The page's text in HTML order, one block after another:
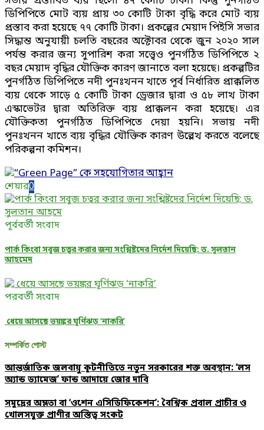
ডিপিপিতে মোট ব্যয় প্রায় ৩০ কোটি টাকা বৃদ্ধি করে মোট ব্যয়
প্রস্তাব করা হয়েছে ৭৭ কোটি টাকা। প্রকল্পের মেয়াদ পিইসি সভার
সিদ্ধান্ত অনুযায়ী চলতি বছরের অক্টোবর থেকে জুন ২০২০ সাল
পর্যন্ত করার জন্য সুপারিশ করা সত্ত্বেও পুনর্গঠিত ডিপিপিতে ২
বছর মেয়াদ বৃদ্ধির যৌক্তিক কারণ জানাতে বলা হয়েছে। প্রকল্পটির
পুনর্গঠিত ডিপিপিতে নদী পুনঃখনন খাতে পূর্ব নির্ধারিত প্রাক্কলিত
ব্যয় থেকে সাড়ে ৫ কোটি টাকা ড্রেজার দ্বারা ও ৫৮ লাখ টাকা
এস্কাভেটর দ্বারা অতিরিক্ত ব্যয় প্রাক্কলন করা হয়েছে। এর
যৌক্তিকতা পুনর্গঠিত ডিপিপিতে দেয়া হয়নি। সভায় নদী
পুনঃখনন খাতে ব্যয় বৃদ্ধির যৌক্তিক কারণ উল্লেখ করতে বলেছে
পরিকল্পনা কমিশন।
শেয়ার0
পূর্ববর্তী সংবাদ
পার্ক কিংবা সবুজ চত্বর করার জন্য সংশ্লিষ্টদের নির্দেশ দিয়েছি: ড. সুলতান
আহমেদ
পরবর্তী সংবাদ
ধেয়ে আসছে ভয়ঙ্কর ঘূর্ণিঝড় ‘নাকরি’
সম্পর্কিত পোস্ট
আন্তর্জাতিক জলবায়ু কূটনীতিতে নতুন সরকারের শক্ত অবস্থান: ‘লস
অ্যান্ড ড্যামেজ’ ফান্ড আদায়ে জোর দাবি
সমুদ্রের অম্লতা বা ‘ওশেন এসিডিফিকেশন’: বৈশ্বিক প্রবাল প্রাচীর ও
খোলসযুক্ত প্রাণীর অস্তিত্ব সংকট